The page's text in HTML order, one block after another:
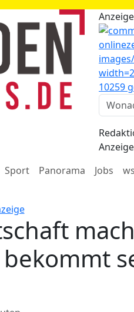
Anzeige
10259
Sport Panorama Jobs